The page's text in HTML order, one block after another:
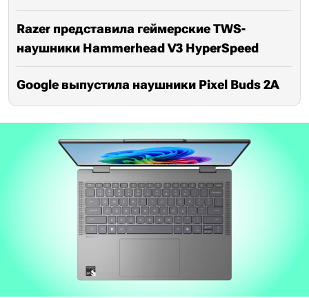
Razer представила геймерские TWS-
наушники Hammerhead V3 HyperSpeed
Google выпустила наушники Pixel Buds 2A